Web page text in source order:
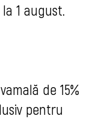
1 august.
de 15%
pentru